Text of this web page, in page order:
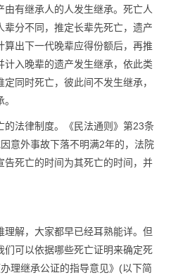
有继承人的人发生继承。死亡人
分不同，推定长辈先死亡，遗产
出下一代晚辈应得份额后，再推
计入晚辈的遗产发生继承，依此类
同时死亡，彼此间不发生继承，
的法律制度。《民法通则》第23条
意外事故下落不明满2年的，法院
告死亡的时间为其死亡的时间，并
理解，大家都早已经耳熟能详。但
们可以依据哪些死亡证明来确定死
理继承公证的指导意见》(以下简